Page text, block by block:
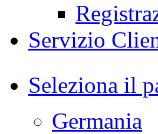
Servizio
Seleziona il
Germania